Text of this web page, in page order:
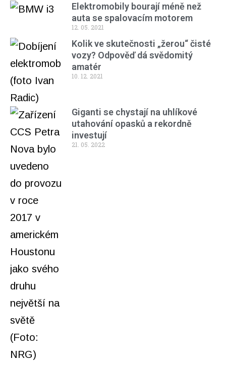
Elektromobily bourají méně než
auta se spalovacím motorem
12. 05. 2021
Kolik ve skutečnosti „žerou“ čisté
vozy? Odpověď dá svědomitý
amatér
10. 12. 2021
Giganti se chystají na uhlíkové
utahování opasků a rekordně
investují
21. 05. 2022